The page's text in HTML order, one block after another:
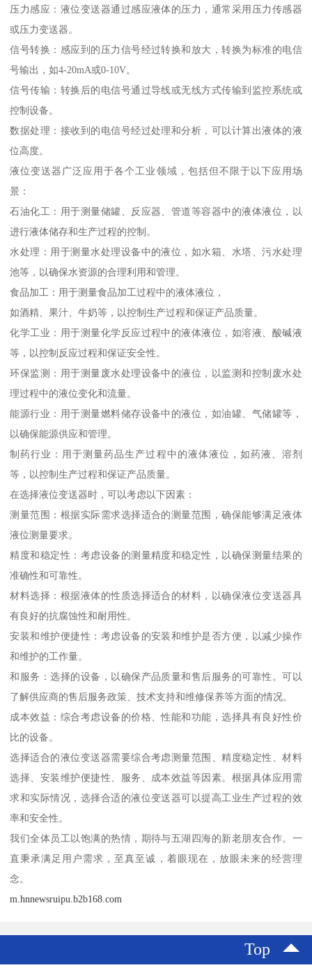
压力感应：液位变送器通过感应液体的压力，通常采用压力传感器
或压力变送器。
信号转换：感应到的压力信号经过转换和放大，转换为标准的电信
号输出，如4-20mA或0-10V。
信号传输：转换后的电信号通过导线或无线方式传输到监控系统或
控制设备。
数据处理：接收到的电信号经过处理和分析，可以计算出液体的液
位高度。
液位变送器广泛应用于各个工业领域，包括但不限于以下应用场
景：
石油化工：用于测量储罐、反应器、管道等容器中的液体液位，以
进行液体储存和生产过程的控制。
水处理：用于测量水处理设备中的液位，如水箱、水塔、污水处理
池等，以确保水资源的合理利用和管理。
食品加工：用于测量食品加工过程中的液体液位，
如酒精、果汁、牛奶等，以控制生产过程和保证产品质量。
化学工业：用于测量化学反应过程中的液体液位，如溶液、酸碱液
等，以控制反应过程和保证安全性。
环保监测：用于测量废水处理设备中的液位，以监测和控制废水处
理过程中的液位变化和流量。
能源行业：用于测量燃料储存设备中的液位，如油罐、气储罐等，
以确保能源供应和管理。
制药行业：用于测量药品生产过程中的液体液位，如药液、溶剂
等，以控制生产过程和保证产品质量。
在选择液位变送器时，可以考虑以下因素：
测量范围：根据实际需求选择适合的测量范围，确保能够满足液体
液位测量要求。
精度和稳定性：考虑设备的测量精度和稳定性，以确保测量结果的
准确性和可靠性。
材料选择：根据液体的性质选择适合的材料，以确保液位变送器具
有良好的抗腐蚀性和耐用性。
安装和维护便捷性：考虑设备的安装和维护是否方便，以减少操作
和维护的工作量。
和服务：选择的设备，以确保产品质量和售后服务的可靠性。可以
了解供应商的售后服务政策、技术支持和维修保养等方面的情况。
成本效益：综合考虑设备的价格、性能和功能，选择具有良好性价
比的设备。
选择适合的液位变送器需要综合考虑测量范围、精度稳定性、材料
选择、安装维护便捷性、服务、成本效益等因素。根据具体应用需
求和实际情况，选择合适的液位变送器可以提高工业生产过程的效
率和安全性。
我们全体员工以饱满的热情，期待与五湖四海的新老朋友合作。一
直秉承满足用户需求，至真至诚，着眼现在，放眼未来的经营理
念。
m.hnnewsruipu.b2b168.com
Top